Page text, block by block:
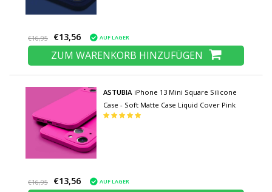
€16,95 €13,56 AUF LAGER
ZUM WARENKORB HINZUFÜGEN
ASTUBIA iPhone 13 Mini Square Silicone
Case - Soft Matte Case Liquid Cover Pink
€16,95 €13,56 AUF LAGER